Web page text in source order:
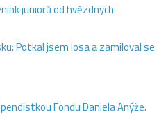
juniorů od hvězdných
Potkal jsem losa a zamiloval se
Fondu Daniela Anýže.